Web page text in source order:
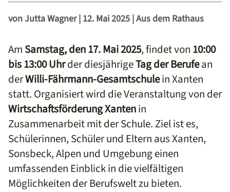
vonJutta Wagner| 12. Mai 2025| Aus dem Rathaus
Am Samstag, den 17. Mai 2025, findet von 10:00
bis 13:00 Uhrder diesjährigeTag der Berufean
derWilli-Fährmann-Gesamtschulein Xanten
statt. Organisiert wird die Veranstaltung von der
Wirtschaftsförderung Xantenin
Zusammenarbeit mit der Schule. Ziel ist es,
Schülerinnen, Schüler und Eltern aus Xanten,
Sonsbeck, Alpen und Umgebung einen
umfassenden Einblick in die vielfältigen
Möglichkeiten der Berufswelt zu bieten.